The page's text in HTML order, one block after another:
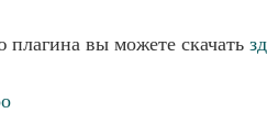
вы можете скачать